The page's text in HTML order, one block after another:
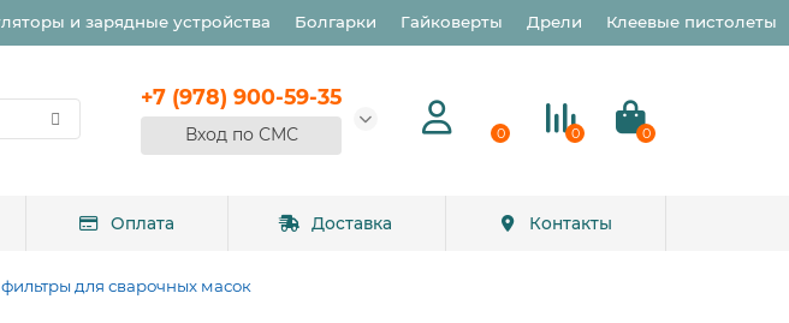
и зарядные устройства Болгарки Гайковерты Дрели Клеевые пистолеты
+7 (978) 900-59-35
Вход по СМС 0 0 0
Оплата Доставка Контакты
для сварочных масок